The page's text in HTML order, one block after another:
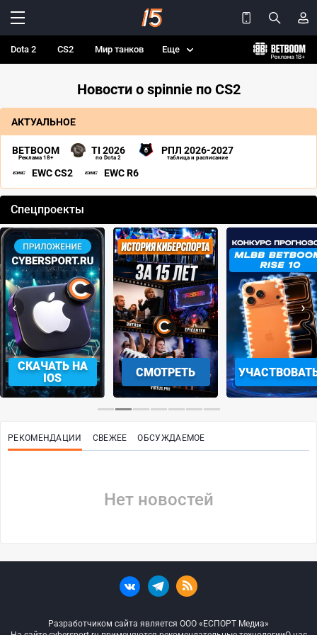
Dota 2 CS2 Мир танков Еще
Новости о spinnie по CS2
АКТУАЛЬНОЕ
BETBOOM
Реклама 18+
TI 2026
по Dota 2
РПЛ 2026-2027
таблица и расписание
EWC CS2 EWC R6
Спецпроекты
СКАЧАТЬ НА
IOS
СМОТРЕТЬ
‹ ›
РЕКОМЕНДАЦИИ СВЕЖЕЕ ОБСУЖДАЕМОЕ
Нет новостей
Разработчиком сайта является ООО «ЕСПОРТ Медиа»